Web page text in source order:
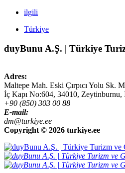
ilgili
Türkiye
duyBunu A.Ş. | Türkiye
Adres:
Maltepe Mah. Eski Çırpıcı Yolu Sk.
İç Kapı No:604, 34010, Zeytinburnu,
+90 (850) 303 00 88
E-mail:
dm@turkiye.ee
Copyright © 2026 turkiye.ee